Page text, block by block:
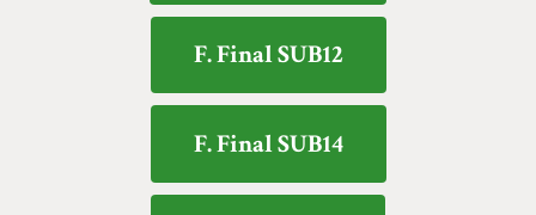
F. Final SUB12
F. Final SUB14